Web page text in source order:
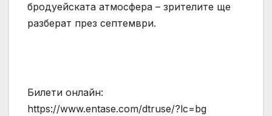
бродуейската атмосфера – зрителите ще
разберат през септември.
Билети онлайн:
https://www.entase.com/dtruse/?lc=bg